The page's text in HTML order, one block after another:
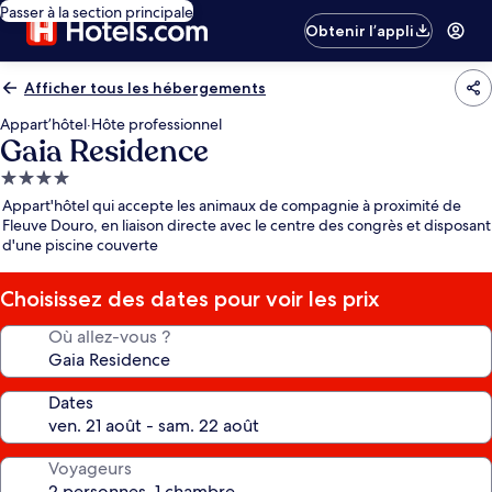
Passer à la section principale
Obtenir l’appli
Afficher tous les hébergements
Appart’hôtel·Hôte professionnel
Gaia Residence
Hébergement
4.0 étoiles
Appart'hôtel qui accepte les animaux de compagnie à proximité de
Fleuve Douro, en liaison directe avec le centre des congrès et disposant
d'une piscine couverte
Choisissez des dates pour voir les prix
Où allez-vous ?
Dates
Voyageurs